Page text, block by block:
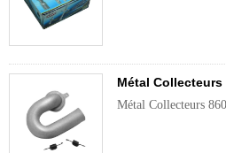
Métal Collecteurs
Métal Collecteurs